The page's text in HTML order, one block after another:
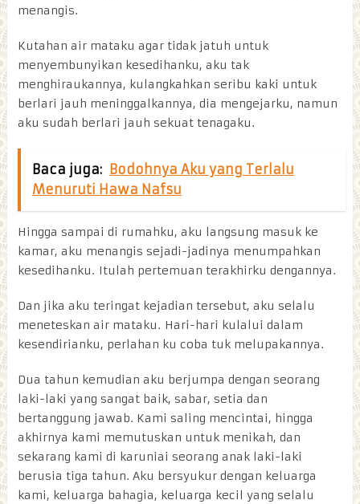
menangis.
Kutahan air mataku agar tidak jatuh untuk
menyembunyikan kesedihanku, aku tak
menghiraukannya, kulangkahkan seribu kaki untuk
berlari jauh meninggalkannya, dia mengejarku, namun
aku sudah berlari jauh sekuat tenagaku.
Baca juga:
Bodohnya Aku yang Terlalu
Menuruti Hawa Nafsu
Hingga sampai di rumahku, aku langsung masuk ke
kamar, aku menangis sejadi-jadinya menumpahkan
kesedihanku. Itulah pertemuan terakhirku dengannya.
Dan jika aku teringat kejadian tersebut, aku selalu
meneteskan air mataku. Hari-hari kulalui dalam
kesendirianku, perlahan ku coba tuk melupakannya.
Dua tahun kemudian aku berjumpa dengan seorang
laki-laki yang sangat baik, sabar, setia dan
bertanggung jawab. Kami saling mencintai, hingga
akhirnya kami memutuskan untuk menikah, dan
sekarang kami di karuniai seorang anak laki-laki
berusia tiga tahun. Aku bersyukur dengan keluarga
kami, keluarga bahagia, keluarga kecil yang selalu